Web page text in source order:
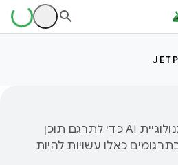
‫Google משתמשת בטכנולוגיית AI כדי לתרגם תוכן
כאלו עשויות להיות